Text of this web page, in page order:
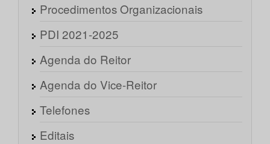
Procedimentos Organizacionais
PDI 2021-2025
Agenda do Reitor
Agenda do Vice-Reitor
Telefones
Editais